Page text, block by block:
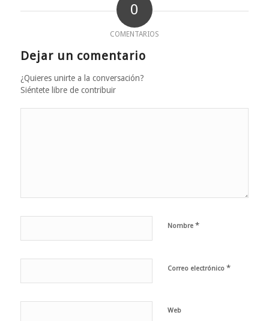
0
COMENTARIOS
Dejar un comentario
¿Quieres unirte a la conversación?
Siéntete libre de contribuir
Nombre *
Correo electrónico *
Web